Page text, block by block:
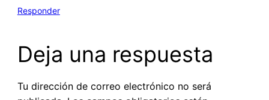
Responder
Deja una respuesta
Tu dirección de correo electrónico no será